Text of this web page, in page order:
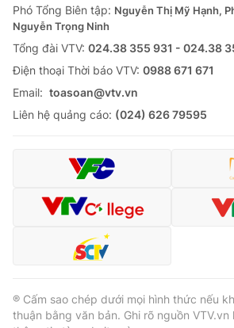
Thị trường
Tư vấn
Lịch phát sóng
Chuyên mục khác
Emagazine Podcast
Video Shorts
VTV Money
VTV Sức khoẻ Bất động
Phó Tổng Biên tập: Nguyễn Thị Mỹ Hạnh,
Nguyễn Trọng Ninh
Tổng đài VTV: 024.38 355 931 - 024.38
Ðiện thoại Thời báo VTV: 0988 671 671
Email: toasoan@vtv.vn
Liên hệ quảng cáo: (024) 626 79595
® Cấm sao chép dưới mọi hình thức nếu
thuận bằng văn bản. Ghi rõ nguồn VTV.vn